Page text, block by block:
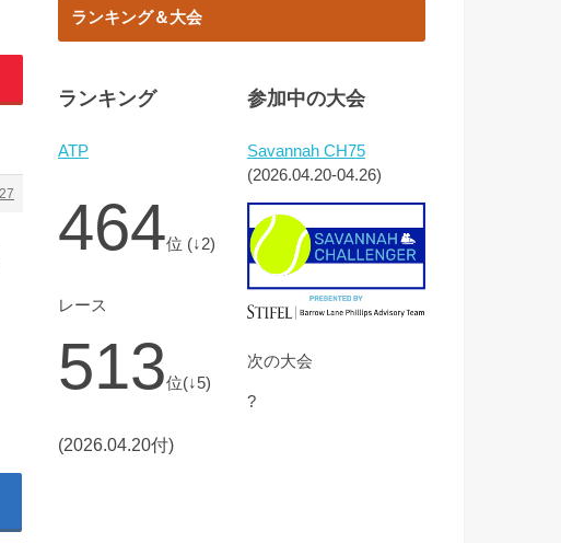
ランキング＆大会
ランキング
ATP
464位 (↓2)
レース
513位(↓5)
(2026.04.20付)
参加中の大会
Savannah CH75
(2026.04.20-04.26)
次の大会
?